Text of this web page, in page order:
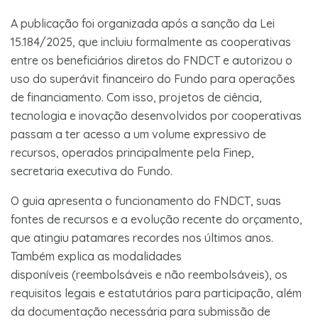
A publicação foi organizada após a sanção da Lei
15.184/2025, que incluiu formalmente as cooperativas
entre os beneficiários diretos do FNDCT e autorizou o
uso do superávit financeiro do Fundo para operações
de financiamento. Com isso, projetos de ciência,
tecnologia e inovação desenvolvidos por cooperativas
passam a ter acesso a um volume expressivo de
recursos, operados principalmente pela Finep,
secretaria executiva do Fundo.
O guia apresenta o funcionamento do FNDCT, suas
fontes de recursos e a evolução recente do orçamento,
que atingiu patamares recordes nos últimos anos.
Também explica as modalidades
disponíveis (reembolsáveis e não reembolsáveis), os
requisitos legais e estatutários para participação, além
da documentação necessária para submissão de